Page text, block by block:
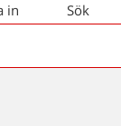
in Sök